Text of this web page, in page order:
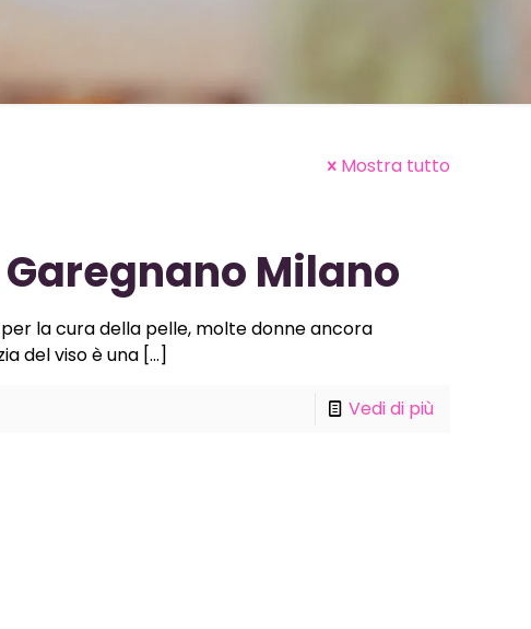
Mostra tutto
Milano
la cura della pelle, molte donne ancora
del viso è una[…]
Vedi di più